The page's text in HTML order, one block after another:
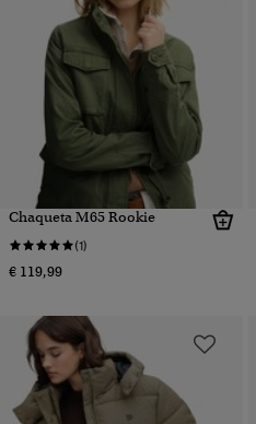
Chaqueta M65 Rookie
(1)
€ 119,99